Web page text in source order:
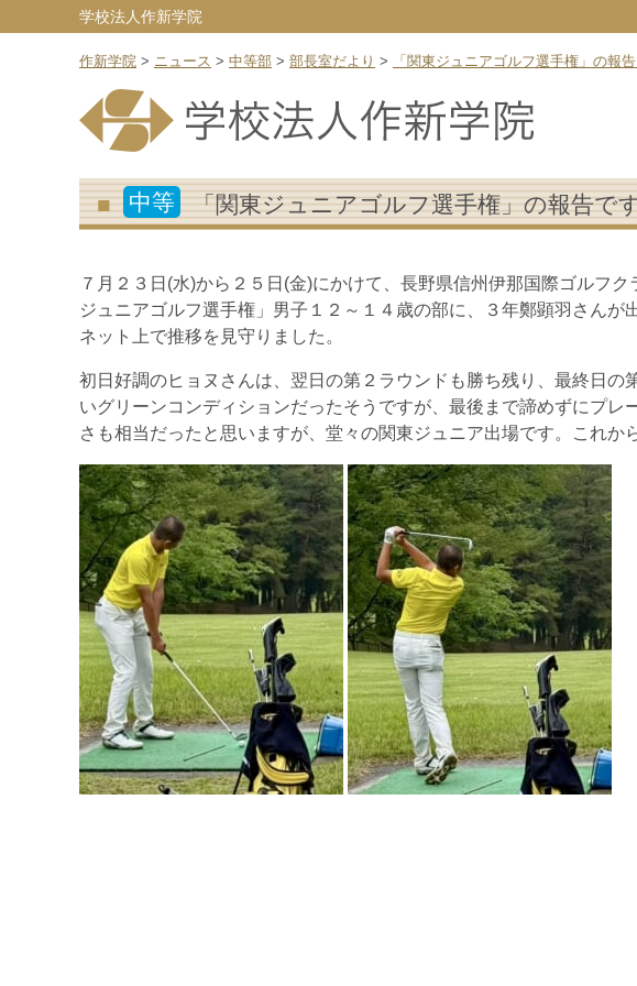
学校法人作新学院
作新学院 > ニュース > 中等部 > 部長室だより >
「関東ジュニアゴルフ選手権」の報
中等 「関東ジュニアゴルフ選手権」の報告で
７月２３日(水)から２５日(金)にかけて、長野県信州伊那国際ゴルフ
ジュニアゴルフ選手権」男子１２～１４歳の部に、３年鄭顕羽さんが
ネット上で推移を見守りました。
初日好調のヒョヌさんは、翌日の第２ラウンドも勝ち残り、最終日の
いグリーンコンディションだったそうですが、最後まで諦めずにプ
さも相当だったと思いますが、堂々の関東ジュニア出場です。これか